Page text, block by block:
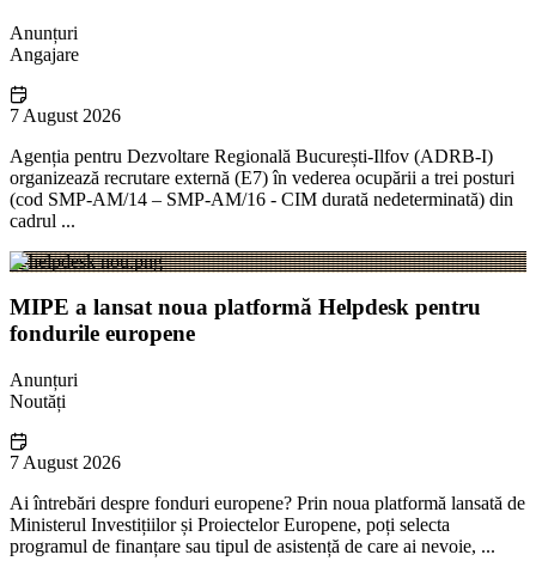
Anunțuri
Angajare
7 August 2026
Agenția pentru Dezvoltare Regională București-Ilfov (ADRB-I)
organizează recrutare externă (E7) în vederea ocupării a trei posturi
(cod SMP-AM/14 – SMP-AM/16 - CIM durată nedeterminată) din
cadrul ...
MIPE a lansat noua platformă Helpdesk pentru
fondurile europene
Anunțuri
Noutăți
7 August 2026
Ai întrebări despre fonduri europene? Prin noua platformă lansată de
Ministerul Investițiilor și Proiectelor Europene, poți selecta
programul de finanțare sau tipul de asistență de care ai nevoie, ...